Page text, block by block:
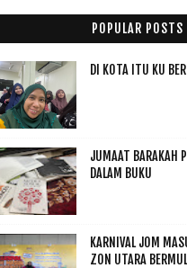
►Disember(60)
►November(49)
►Oktober(14)
►September
►Ogos(6)
►Jun(12)
► Mei(12)
►April(7)
►Mac(4)
▼Februari(18)
POPULAR POSTS
DI KOTA ITU KU
JUMAAT BARAKAH
DALAM BUKU
KARNIVAL JOM
ZON UTARA